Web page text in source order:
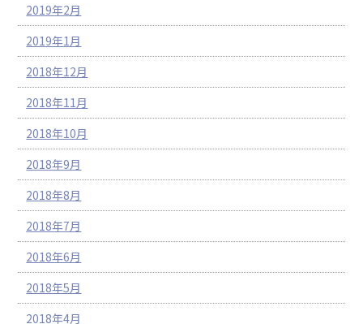
2019年2月
2019年1月
2018年12月
2018年11月
2018年10月
2018年9月
2018年8月
2018年7月
2018年6月
2018年5月
2018年4月